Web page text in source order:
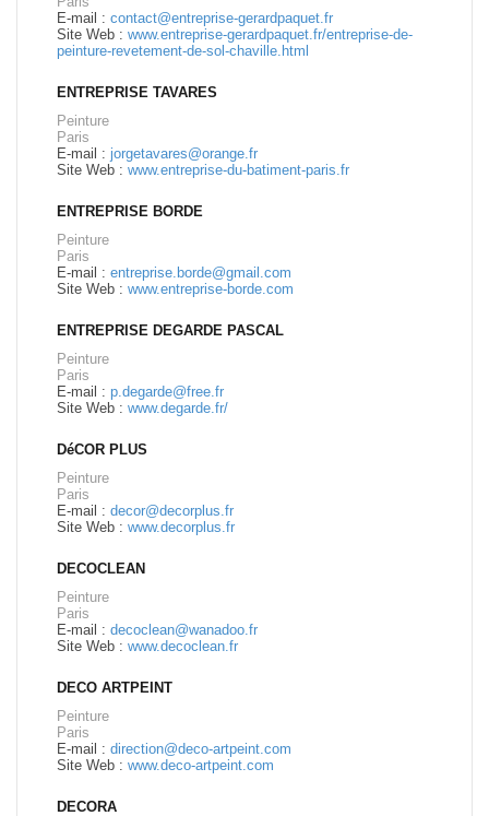
E-mail : contact@entreprise-gerardpaquet.fr
Site Web : www.entreprise-gerardpaquet.fr/entreprise-de-
peinture-revetement-de-sol-chaville.html
ENTREPRISE TAVARES
Peinture
Paris
E-mail : jorgetavares@orange.fr
Site Web : www.entreprise-du-batiment-paris.fr
ENTREPRISE BORDE
Peinture
Paris
E-mail : entreprise.borde@gmail.com
Site Web : www.entreprise-borde.com
ENTREPRISE DEGARDE PASCAL
Peinture
Paris
E-mail : p.degarde@free.fr
Site Web : www.degarde.fr/
DéCOR PLUS
Peinture
Paris
E-mail : decor@decorplus.fr
Site Web : www.decorplus.fr
DECOCLEAN
Peinture
Paris
E-mail : decoclean@wanadoo.fr
Site Web : www.decoclean.fr
DECO ARTPEINT
Peinture
Paris
E-mail : direction@deco-artpeint.com
Site Web : www.deco-artpeint.com
DECORA